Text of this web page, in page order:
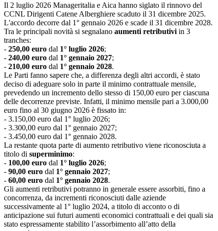
Il 2 luglio 2026 Manageritalia e Aica hanno siglato il rinnovo del
CCNL Dirigenti Catene Alberghiere scaduto il 31 dicembre 2025.
L'accordo decorre dal 1° gennaio 2026 e scade il 31 dicembre 2028.
Tra le principali novità si segnalano aumenti retributivi in 3
tranches:
- 250,00 euro dal 1° luglio 2026;
- 240,00 euro dal 1° gennaio 2027;
- 210,00 euro dal 1° gennaio 2028.
Le Parti fanno sapere che, a differenza degli altri accordi, è stato
deciso di adeguare solo in parte il minimo contrattuale mensile,
prevedendo un incremento dello stesso di 150,00 euro per ciascuna
delle decorrenze previste. Infatti, il minimo mensile pari a 3.000,00
euro fino al 30 giugno 2026 è fissato in:
- 3.150,00 euro dal 1° luglio 2026;
- 3.300,00 euro dal 1° gennaio 2027;
- 3.450,00 euro dal 1° gennaio 2028.
La restante quota parte di aumento retributivo viene riconosciuta a
titolo di superminimo:
- 100,00 euro dal 1° luglio 2026;
- 90,00 euro dal 1° gennaio 2027;
- 60,00 euro dal 1° gennaio 2028.
Gli aumenti retributivi potranno in generale essere assorbiti, fino a
concorrenza, da incrementi riconosciuti dalle aziende
successivamente al 1° luglio 2024, a titolo di acconto o di
anticipazione sui futuri aumenti economici contrattuali e dei quali sia
stato espressamente stabilito l’assorbimento all’atto della